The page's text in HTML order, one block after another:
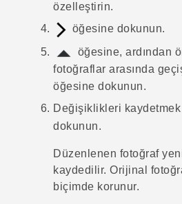
özelleştirin.
öğesine dokunun.
öğesine, ardından
fotoğraflar arasında
öğesine dokunun.
Değişiklikleri
dokunun.
Düzenlenen fotoğraf
kaydedilir. Orijinal
biçimde korunur.